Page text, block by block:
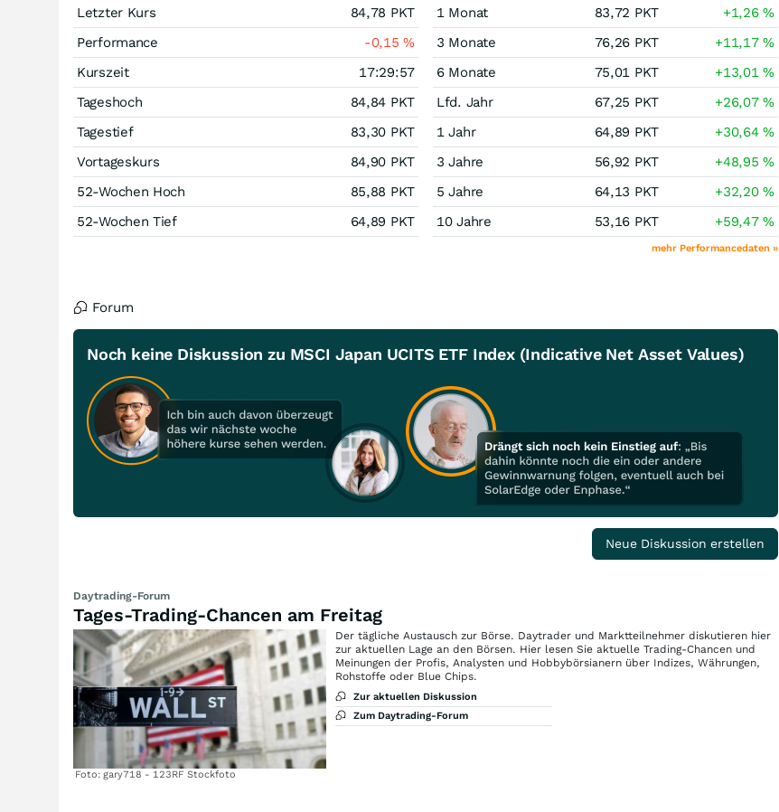
Letzter Kurs
84,78 PKT
Performance
-0,15%
Kurszeit
17:29:57
Tageshoch
84,84 PKT
Tagestief
83,30 PKT
Vortageskurs
84,90 PKT
52-Wochen Hoch
85,88 PKT
52-Wochen Tief
64,89 PKT
1 Monat
83,72 PKT +1,26%
3 Monate
76,26 PKT +11,17%
6 Monate
75,01 PKT +13,01%
Lfd. Jahr
67,25 PKT +26,07%
1 Jahr
64,89 PKT +30,64%
3 Jahre
56,92 PKT +48,95%
5 Jahre
64,13 PKT +32,20%
10 Jahre
53,16 PKT +59,47%
mehr Performancedaten »
Forum
Noch keine Diskussion zu MSCI Japan UCITS ETF Index (Indicative Net Asset Values)
Neue Diskussion erstellen
Daytrading-Forum
Tages-Trading-Chancen am Freitag
Foto: gary718 - 123RF Stockfoto
Der tägliche Austausch zur Börse. Daytrader und Marktteilnehmer diskutieren hier
zur aktuellen Lage an den Börsen. Hier lesen Sie aktuelle Trading-Chancen und
Meinungen der Profis, Analysten und Hobbybörsianern über Indizes, Währungen,
Rohstoffe oder Blue Chips.
Zur aktuellen Diskussion
Zum Daytrading-Forum